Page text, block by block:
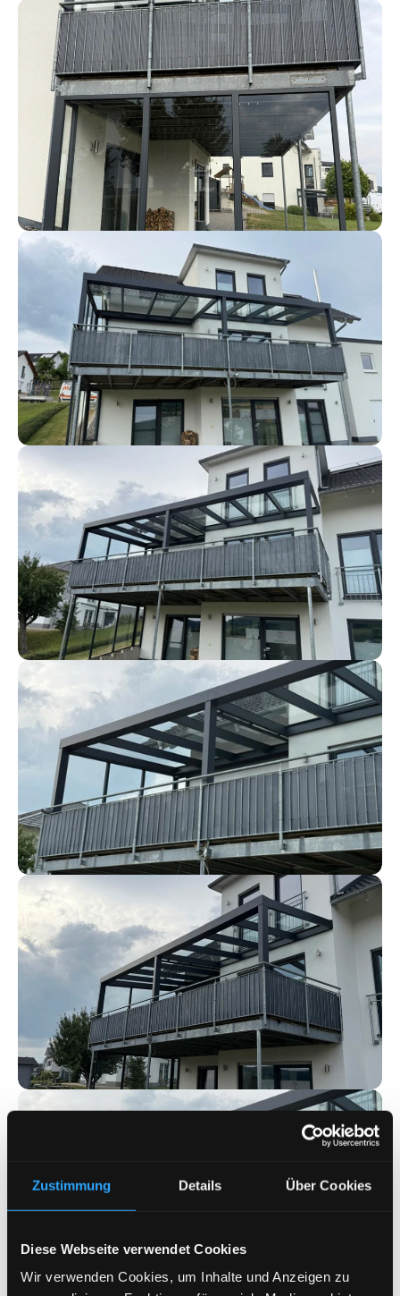
Zustimmung Details Über Cookies
Diese Webseite verwendet Cookies
Wir verwenden Cookies, um Inhalte und Anzeigen zu